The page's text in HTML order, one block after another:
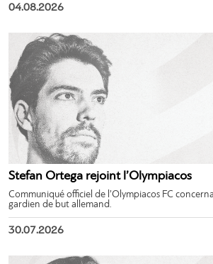
04.08.2026
Stefan Ortega rejoint l’Olympiacos
Communiqué officiel de l’Olympiacos FC
gardien de but allemand.
30.07.2026